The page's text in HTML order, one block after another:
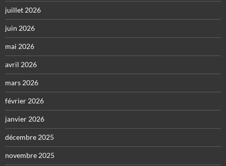
juillet 2026
juin 2026
mai 2026
avril 2026
mars 2026
février 2026
janvier 2026
décembre 2025
novembre 2025